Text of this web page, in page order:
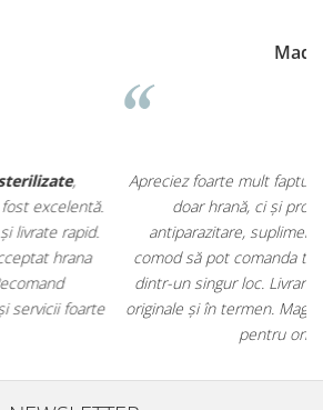
că pe ehranaanimale.rogăsesc nu
produse dinfarmacia veterinară:
și soluții de îngrijire. Este foarte
tot ce am nevoie pentru animalul meu
a fost rapidă, iar produsele au fost
serios, bine organizat și foarte util